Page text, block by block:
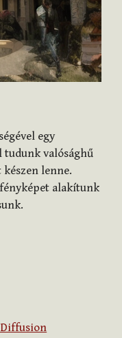
egy
tudunk valósághű
lenne.
alakítunk